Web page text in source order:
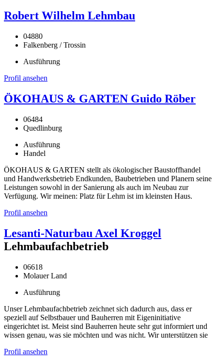
Robert Wilhelm Lehmbau
04880
Falkenberg / Trossin
Ausführung
Profil ansehen
ÖKOHAUS & GARTEN Guido Röber
06484
Quedlinburg
Ausführung
Handel
ÖKOHAUS & GARTEN stellt als ökologischer Baustoffhandel
und Handwerksbetrieb Endkunden, Baubetrieben und Planern seine
Leistungen sowohl in der Sanierung als auch im Neubau zur
Verfügung. Wir meinen: Platz für Lehm ist im kleinsten Haus.
Profil ansehen
Lesanti-Naturbau Axel Kroggel
Lehmbaufachbetrieb
06618
Molauer Land
Ausführung
Unser Lehmbaufachbetrieb zeichnet sich dadurch aus, dass er
speziell auf Selbstbauer und Bauherren mit Eigeninitiative
eingerichtet ist. Meist sind Bauherren heute sehr gut informiert und
wissen genau, was sie möchten und was nicht. Wir unterstützen sie
Profil ansehen